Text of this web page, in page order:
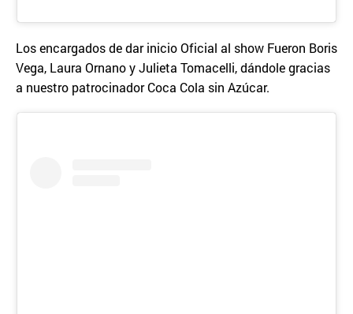
Los encargados de dar inicio Oficial al show Fueron Boris
Vega, Laura Ornano y Julieta Tomacelli, dándole gracias
a nuestro patrocinador Coca Cola sin Azúcar.